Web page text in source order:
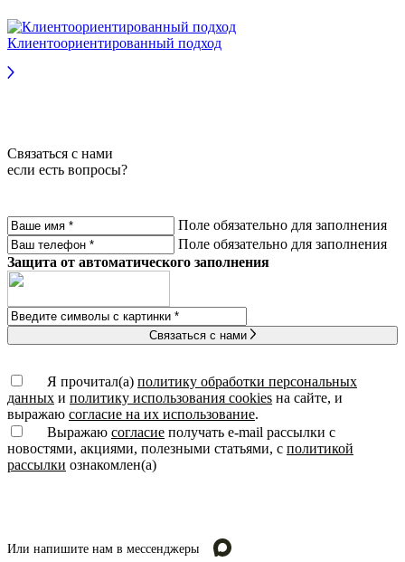
Клиентоориентированный подход
Связаться с нами
если есть вопросы?
Поле обязательно для заполнения
Поле обязательно для заполнения
Защита от автоматического заполнения
Связаться с нами
Я прочитал(а) политику обработки персональных
данных и политику использования cookies на сайте, и
выражаю согласие на их использование.
Выражаю согласие получать e-mail рассылки с
новостями, акциями, полезными статьями, с политикой
рассылки ознакомлен(а)
Или напишите нам в мессенджеры